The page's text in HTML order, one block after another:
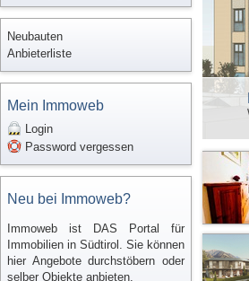
Neubauten
Anbieterliste
Mein Immoweb
Login
Password vergessen
Neu bei Immoweb?
Immoweb ist DAS Portal für
Immobilien in Südtirol. Sie können
hier Angebote durchstöbern oder
selber Objekte anbieten.